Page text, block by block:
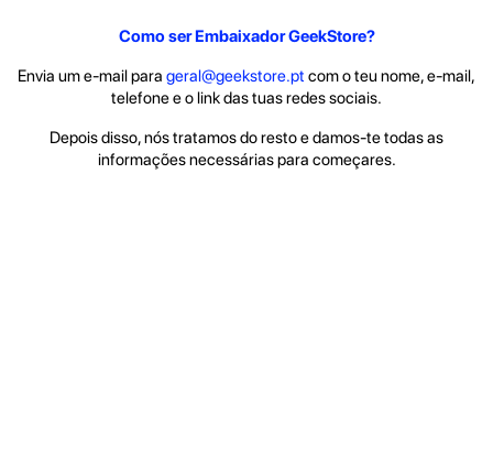
Como ser Embaixador GeekStore?
Envia um e-mail para geral@geekstore.pt com o teu nome, e-mail,
telefone e o link das tuas redes sociais.
Depois disso, nós tratamos do resto e damos-te todas as
informações necessárias para começares.